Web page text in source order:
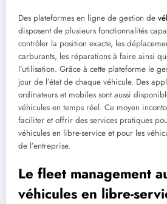
Des plateformes en ligne de gestion de
disposent de plusieurs fonctionnalités
contrôler la position exacte, les
carburants, les réparations à faire ainsi
l’utilisation. Grâce à cette plateforme le
jour de l’état de chaque véhicule. Des
ordinateurs et mobiles sont aussi
véhicules en temps réel. Ce moyen
faciliter et offrir des services pratiques
véhicules en libre-service et pour les
de l’entreprise.
Le fleet management
véhicules en libre-